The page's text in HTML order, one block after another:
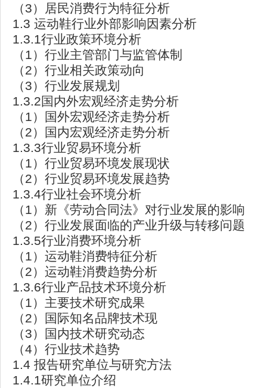
（3）居民消费行为特征分析
1.3 运动鞋行业外部影响因素分析
1.3.1行业政策环境分析
（1）行业主管部门与监管体制
（2）行业相关政策动向
（3）行业发展规划
1.3.2国内外宏观经济走势分析
（1）国外宏观经济走势分析
（2）国内宏观经济走势分析
1.3.3行业贸易环境分析
（1）行业贸易环境发展现状
（2）行业贸易环境发展趋势
1.3.4行业社会环境分析
（1）新《劳动合同法》对行业发展的影响
（2）行业发展面临的产业升级与转移问题
1.3.5行业消费环境分析
（1）运动鞋消费特征分析
（2）运动鞋消费趋势分析
1.3.6行业产品技术环境分析
（1）主要技术研究成果
（2）国际知名品牌技术现
（3）国内技术研究动态
（4）行业技术趋势
1.4 报告研究单位与研究方法
1.4.1研究单位介绍